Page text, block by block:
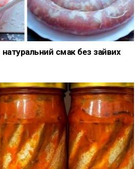
смак без зайвих